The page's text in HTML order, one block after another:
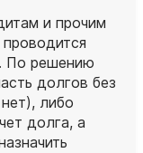
и прочим
По решению
долгов без
либо
долга, а